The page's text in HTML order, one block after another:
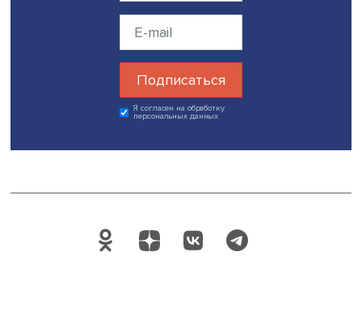
Будь всегда в курсе !
Подпишись на наши новости:
Подписаться